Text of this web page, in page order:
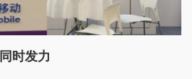
时发力